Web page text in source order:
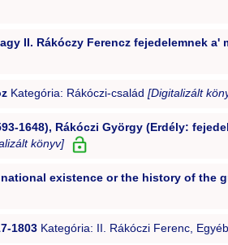
II. Rákóczy Ferencz fejedelemnek
Kategória: Rákóczi-család [Digitalizált
1648), Rákóczi György (Erdély:
könyv]
existence or the history of the
1803Kategória: II. Rákóczi Ferenc, Egyéb